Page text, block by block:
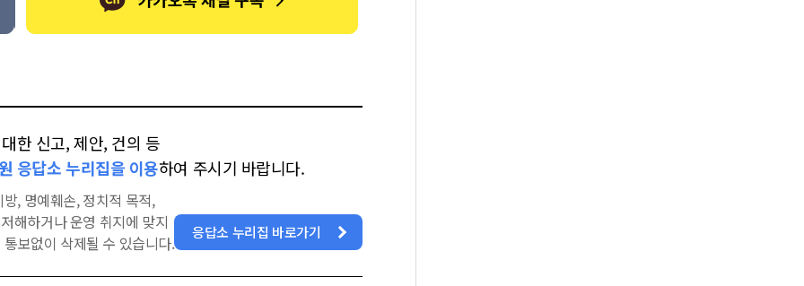
한 신고, 제안, 건의 등
응답소 누리집을 이용하여 주시기 바랍니다.
, 명예훼손, 정치적 목적,
해하거나 운영 취지에 맞지
보없이 삭제될 수 있습니다.
응답소 누리집 바로가기